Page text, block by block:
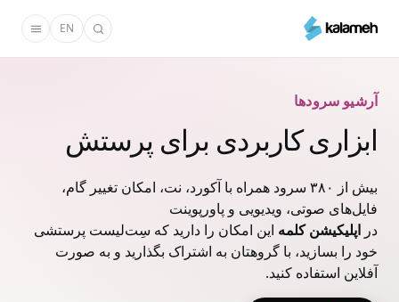
محتوای
EN
آرشیو سرودها
ابزاری کاربردی برای پرستش
بیش از ۳۸۰ سرود همراه با آکورد، نت، امکان تغییر گام،
فایل‌های صوتی، ویدیویی و پاورپوینت
در اپلیکیشن کلمه این امکان را دارید که سِت‌لیست پرستشی
خود را بسازید، با گروهتان به اشتراک بگذارید و به صورت
آفلاین استفاده کنید.